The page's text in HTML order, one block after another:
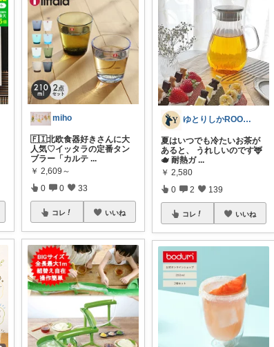
miho
🇫🇮北欧食器好きさんに大
人気♡イッタラの定番タン
ブラー「カルテ ...
￥ 2,609～
0 0 33
コレ いいね
ゆとりしかROOM🦌しかちゃんセレクト
夏はいつでも冷たいお茶が
あると、 うれしいのです🦌
🫖 耐熱ガ ...
￥ 2,580
0 2 139
コレ いいね